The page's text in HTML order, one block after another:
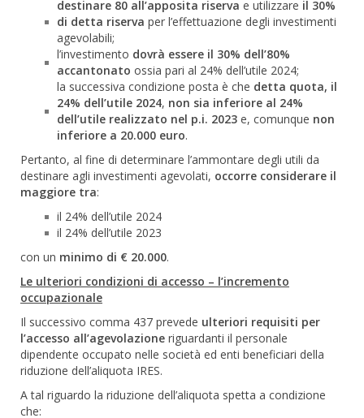
destinare 80 all’apposita riserva e utilizzare il 30%
di detta riserva per l’effettuazione degli investimenti
agevolabili;
l’investimento dovrà essere il 30% dell’80%
accantonato ossia pari al 24% dell’utile 2024;
la successiva condizione posta è che detta quota, il
24% dell’utile 2024, non sia inferiore al 24%
dell’utile realizzato nel p.i. 2023 e, comunque non
inferiore a 20.000 euro.
Pertanto, al fine di determinare l’ammontare degli utili da
destinare agli investimenti agevolati, occorre considerare il
maggiore tra:
il 24% dell’utile 2024
il 24% dell’utile 2023
con un minimo di € 20.000.
Le ulteriori condizioni di accesso – l’incremento
occupazionale
Il successivo comma 437 prevede ulteriori requisiti per
l’accesso all’agevolazione riguardanti il personale
dipendente occupato nelle società ed enti beneficiari della
riduzione dell’aliquota IRES.
A tal riguardo la riduzione dell’aliquota spetta a condizione
che: